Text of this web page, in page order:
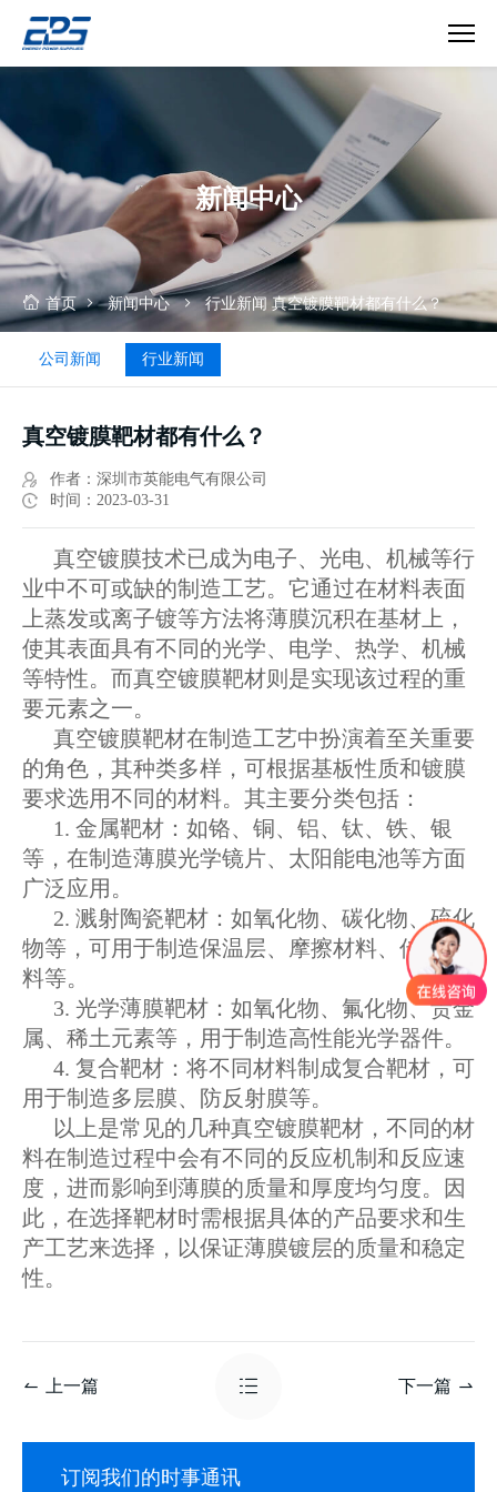
镀
行
业
新闻中心
首页 新闻中心 行业新闻 真空镀膜靶材都有什么？
公司新闻 行业新闻
真空镀膜靶材都有什么？
作者：深圳市英能电气有限公司
时间：2023-03-31
真空镀膜技术已成为电子、光电、机械等行
业中不可或缺的制造工艺。它通过在材料表面
上蒸发或离子镀等方法将薄膜沉积在基材上，
使其表面具有不同的光学、电学、热学、机械
等特性。而真空镀膜靶材则是实现该过程的重
要元素之一。
真空镀膜靶材在制造工艺中扮演着至关重要
的角色，其种类多样，可根据基板性质和镀膜
要求选用不同的材料。其主要分类包括：
1. 金属靶材：如铬、铜、铝、钛、铁、银
等，在制造薄膜光学镜片、太阳能电池等方面
广泛应用。
2. 溅射陶瓷靶材：如氧化物、碳化物、硫化
物等，可用于制造保温层、摩擦材料、传热材
料等。
3. 光学薄膜靶材：如氧化物、氟化物、贵金
属、稀土元素等，用于制造高性能光学器件。
4. 复合靶材：将不同材料制成复合靶材，可
用于制造多层膜、防反射膜等。
以上是常见的几种真空镀膜靶材，不同的材
料在制造过程中会有不同的反应机制和反应速
度，进而影响到薄膜的质量和厚度均匀度。因
此，在选择靶材时需根据具体的产品要求和生
产工艺来选择，以保证薄膜镀层的质量和稳定
性。
上一篇 下一篇
订阅我们的时事通讯